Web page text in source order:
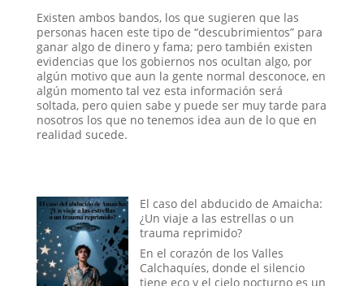
Existen ambos bandos, los que sugieren que las
personas hacen este tipo de “descubrimientos” para
ganar algo de dinero y fama; pero también existen
evidencias que los gobiernos nos ocultan algo, por
algún motivo que aun la gente normal desconoce, en
algún momento tal vez esta información será
soltada, pero quien sabe y puede ser muy tarde para
nosotros los que no tenemos idea aun de lo que en
realidad sucede.
El caso del abducido de Amaicha:
¿Un viaje a las estrellas o un
trauma reprimido?
En el corazón de los Valles
Calchaquíes, donde el silencio
tiene eco y el cielo nocturno es un